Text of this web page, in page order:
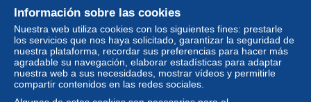
Información sobre las cookies
Nuestra web utiliza cookies con los siguientes fines: prestarle
los servicios que nos haya solicitado, garantizar la seguridad de
nuestra plataforma, recordar sus preferencias para hacer más
agradable su navegación, elaborar estadísticas para adaptar
nuestra web a sus necesidades, mostrar vídeos y permitirle
compartir contenidos en las redes sociales.
Comprar en Delcampe
Vender en Delcampe
Una página securizada